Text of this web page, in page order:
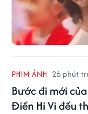
PHIM ẢNH 26 phút
Bước đi mới
Điền Hi Vi đều